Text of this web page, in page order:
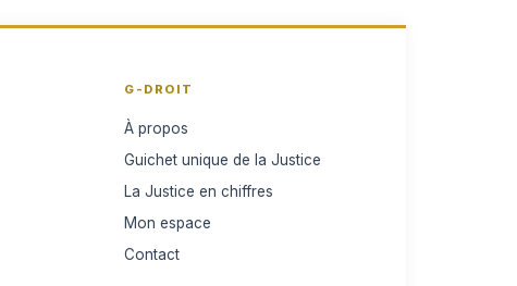
G-DROIT
À propos
Guichet unique de la Justice
La Justice en chiffres
Mon espace
Contact